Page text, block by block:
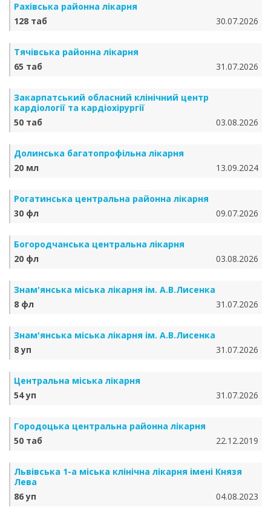
Рахівська районна лікарня
128 таб
30.07.2026
Тячівська районна лікарня
65 таб
31.07.2026
Закарпатський обласний клінічний центр
кардіології та кардіохірургії
50 таб
03.08.2026
Долинська багатопрофільна лікарня
20 мл
13.09.2024
Рогатинська центральна районна лікарня
30 фл
09.07.2026
Богородчанська центральна лікарня
20 фл
03.08.2026
Знам'янська міська лікарня ім. А.В.Лисенка
8 фл
31.07.2026
Знам'янська міська лікарня ім. А.В.Лисенка
8 уп
31.07.2026
Центральна міська лікарня
54 уп
31.07.2026
Городоцька центральна районна лікарня
50 таб
22.12.2019
Львівська 1-а міська клінічна лікарня імені Князя
Лева
86 уп
04.08.2023